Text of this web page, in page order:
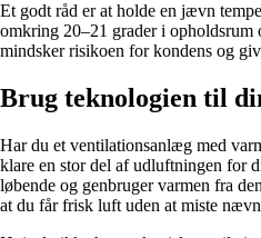
Et godt råd er at holde en jævn
omkring 20–21 grader i
mindsker risikoen for kondens og
Brug teknologien til
Har du et ventilationsanlæg med
klare en stor del af udluftningen for
løbende og genbruger varmen fra
at du får frisk luft uden at miste